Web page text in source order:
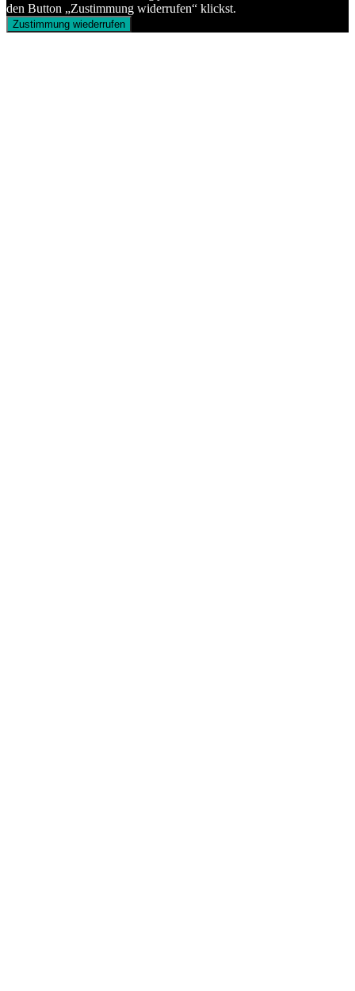
den Button „Zustimmung widerrufen“ klickst.
Zustimmung wiederrufen